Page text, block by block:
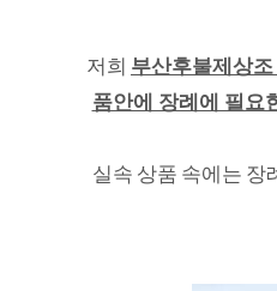
저희 부산후불제상
품안에 장례에 필요
실속 상품 속에는